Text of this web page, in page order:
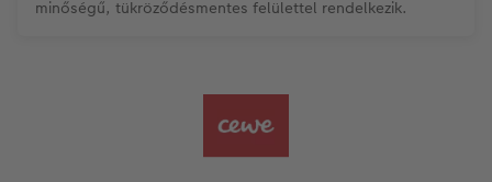
minőségű, tükröződésmentes felülettel rendelkezik.